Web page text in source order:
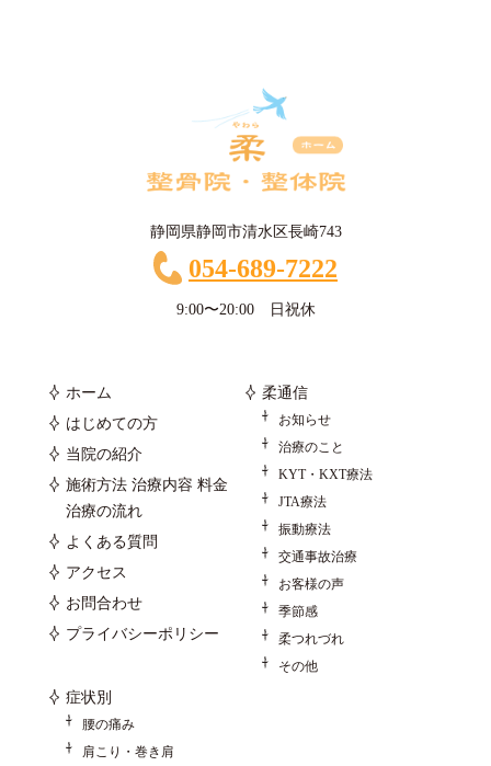
静岡県静岡市清水区長崎743
054-689-7222
9:00〜20:00 日祝休
ホーム
はじめての方
当院の紹介
施術方法 治療内容 料金
治療の流れ
よくある質問
アクセス
お問合わせ
プライバシーポリシー
柔通信
お知らせ
治療のこと
KYT・KXT療法
JTA療法
振動療法
交通事故治療
お客様の声
季節感
柔つれづれ
その他
症状別
腰の痛み
肩こり・巻き肩